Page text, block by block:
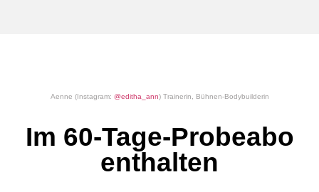
Aenne (Instagram: @editha_ann) Trainerin, Bühnen-Bodybuilderin
Im 60-Tage-Probeabo
enthalten